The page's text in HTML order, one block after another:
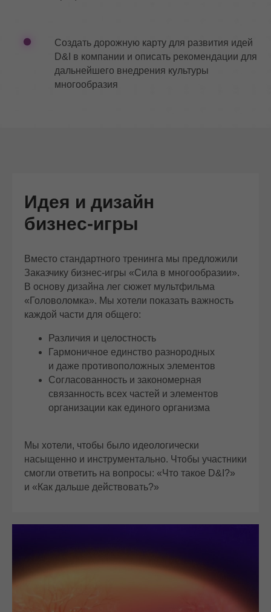
Создать дорожную карту для развития идей
D&I в компании и описать рекомендации для
дальнейшего внедрения культуры
многообразия
Идея и дизайн
бизнес-игры
Вместо стандартного тренинга мы предложили
Заказчику бизнес-игры «Сила в многообразии».
В основу дизайна лег сюжет мультфильма
«Головоломка». Мы хотели показать важность
каждой части для общего:
Различия и целостность
Гармоничное единство разнородных
и даже противоположных элементов
Согласованность и закономерная
связанность всех частей и элементов
организации как единого организма
Мы хотели, чтобы было идеологически
насыщенно и инструментально. Чтобы участники
смогли ответить на вопросы: «Что такое D&I?»
и «Как дальше действовать?»